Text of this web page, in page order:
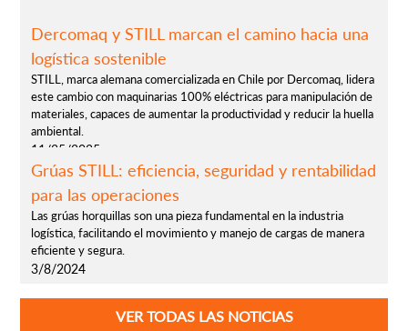
Dercomaq y STILL marcan el camino hacia una
logística sostenible
STILL, marca alemana comercializada en Chile por Dercomaq, lidera
este cambio con maquinarias 100% eléctricas para manipulación de
materiales, capaces de aumentar la productividad y reducir la huella
ambiental.
11/25/2025
Grúas STILL: eficiencia, seguridad y rentabilidad
para las operaciones
Las grúas horquillas son una pieza fundamental en la industria
logística, facilitando el movimiento y manejo de cargas de manera
eficiente y segura.
3/8/2024
VER TODAS LAS NOTICIAS